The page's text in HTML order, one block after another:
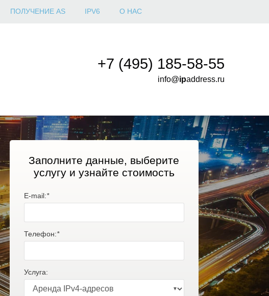
ПОЛУЧЕНИЕ AS IPV6 О НАС
+7 (495) 185-58-55
info@ipaddress.ru
Заполните данные, выберите
услугу и узнайте стоимость
E-mail:*
Телефон:*
Услуга: